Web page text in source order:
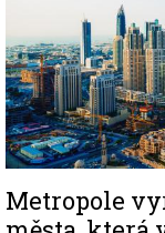
Metropole